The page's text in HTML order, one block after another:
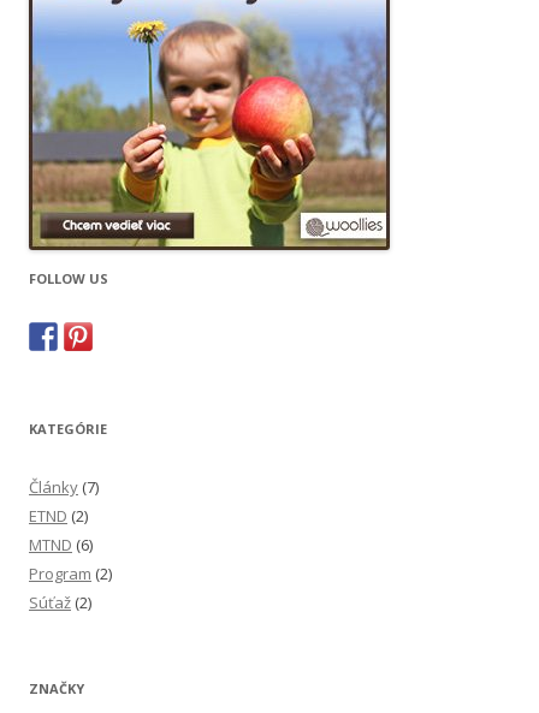
FOLLOW US
KATEGÓRIE
Články (7)
ETND (2)
MTND (6)
Program (2)
Súťaž (2)
ZNAČKY